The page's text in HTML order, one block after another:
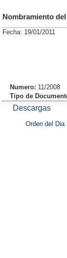
Nombramiento
Fecha: 19/01/2011
Numero: 11/2008
Tipo de
Descargas
Orden del Dia